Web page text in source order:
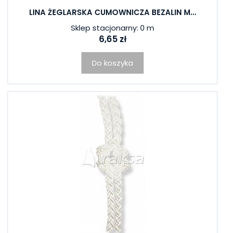
LINA ŻEGLARSKA CUMOWNICZA BEZALIN M...
Sklep stacjonarny: 0 m
6,65 zł
Do koszyka